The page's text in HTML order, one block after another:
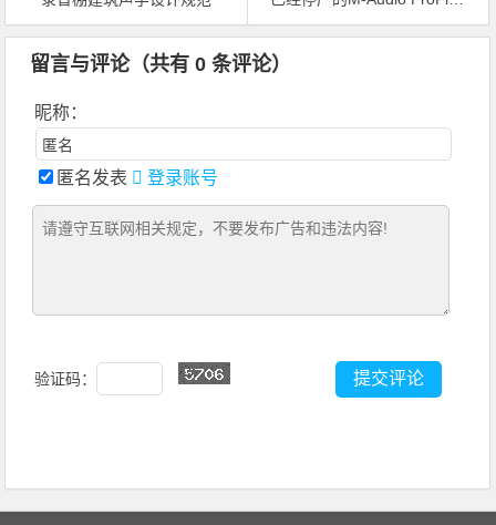
留言与评论（共有0 条评论）
昵称：
匿名发表 登录账号
验证码：